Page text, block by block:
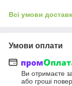
Всі умови
Умови оплати
Ви отримаєте
або гроші